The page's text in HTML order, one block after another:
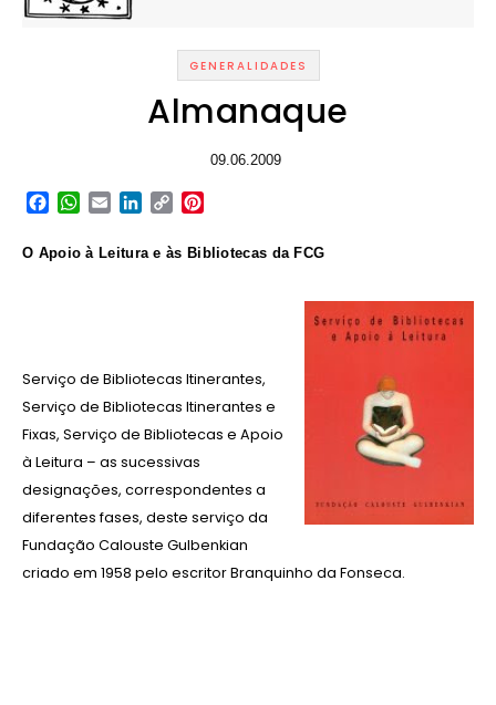
GENERALIDADES
Almanaque
09.06.2009
Facebook
WhatsApp
EmailLinkedIn
Copy
O Apoio à Leitura e às Bibliotecas da FCG
Serviço de Bibliotecas Itinerantes,
Serviço de Bibliotecas Itinerantes e
Fixas, Serviço de Bibliotecas e Apoio
à Leitura – as sucessivas
designações, correspondentes a
diferentes fases, deste serviço da
Fundação Calouste Gulbenkian
criado em 1958 pelo escritor Branquinho da Fonseca.